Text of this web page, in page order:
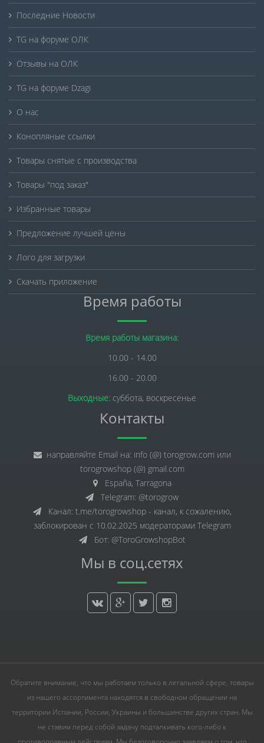
Последние Новости
TG на форуме ОЛК
Отзывы на ОЛК
TG на форуме Dzagi
О нас
Конопляные ссылки
Товары снятые с производства
Товары "под заказ"
Избранные товары
Предложение лучшей цены
Лого для загрузки
Скачать приложение
Время работы
Время работы магазина:
10.00 - 14.00
16.00 - 20.00
Выходные: суббота, воскресенье
Контакты
направляйте Email на: info (@) torogrow.com или
torogrowshop (@) gmail.com
España, Tarragona
Telegram: @torogrow
Канал: t.me/torogrowshop - канал, к сожалению,
заблокирован с 10.02.2025 модераторами Telegram
Бот: @ToroGrowshopBot
Мы в соц.сетях
Обратите внимание, что мы работаем только в легальной сфере, товары
из нашего ассортимента находятся в свободном обращении на
территории Испании, России, Украины и большинстве других стран. Мы
не ставим перед собой задачу подталкивать кого-либо к